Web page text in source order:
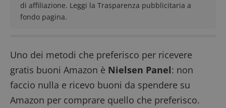
di affiliazione. Leggi la Trasparenza pubblicitaria a
fondo pagina.
Uno dei metodi che preferisco per ricevere
gratis buoni Amazon è Nielsen Panel: non
faccio nulla e ricevo buoni da spendere su
Amazon per comprare quello che preferisco.